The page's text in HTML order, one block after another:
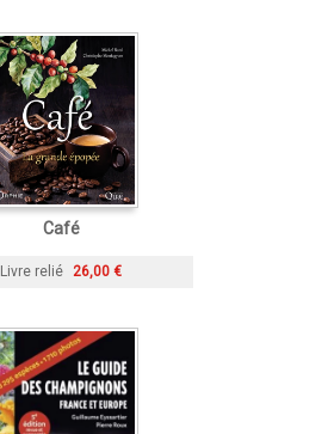
Café
Livre relié 26,00 €